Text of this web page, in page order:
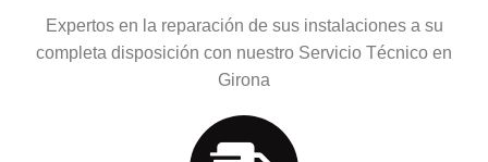
Expertos en la reparación de sus instalaciones a su
completa disposición con nuestro Servicio Técnico en
Girona